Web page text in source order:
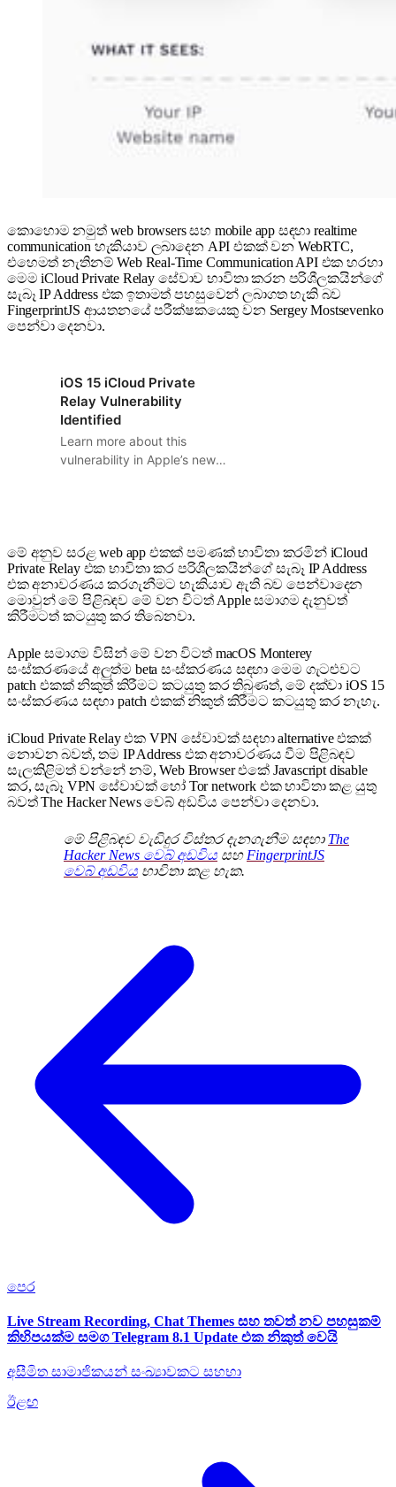
කොහොම නමුත් web browsers සහ mobile app සඳහා realtime
communication හැකියාව ලබාදෙන API එකක් වන WebRTC,
එහෙමත් නැතිනම් Web Real-Time Communication API එක හරහා
මෙම iCloud Private Relay සේවාව භාවිතා කරන පරිශීලකයින්ගේ
සැබෑ IP Address එක ඉතාමත් පහසුවෙන් ලබාගත හැකි බව
FingerprintJS ආයතනයේ පරීක්ෂකයෙකු වන Sergey Mostsevenko
පෙන්වා දෙනවා.
iOS 15 iCloud Private
Relay Vulnerability
Identified
Learn more about this
vulnerability in Apple’s new
මේ අනුව සරළ web app එකක් පමණක් භාවිතා කරමින් iCloud
Private Relay එක භාවිතා කර පරිශීලකයින්ගේ සැබෑ IP Address
එක අනාවරණය කරගැනීමට හැකියාව ඇති බව පෙන්වාදෙන
මොවුන් මේ පිළිබඳව මේ වන විටත් Apple සමාගම දැනුවත්
කිරීමටත් කටයුතු කර තිබෙනවා.
Apple සමාගම විසින් මේ වන විටත් macOS Monterey
සංස්කරණයේ අලුත්ම beta සංස්කරණය සඳහා මෙම ගැටළුවට
patch එකක් නිකුත් කිරීමට කටයුතු කර ති‍බුණත්, මේ දක්වා iOS 15
සංස්කරණය සඳහා patch එකක් නිකුත් කිරීමට කටයුතු කර නැහැ.
iCloud Private Relay එක VPN සේවාවක් සඳහා alternative එකක්
නොවන බවත්, තම IP Address එක අනාවරණය වීම පිළිබඳව
සැලකිළිමත් වන්නේ නම්, Web Browser එකේ Javascript disable
කර, සැබෑ VPN සේවාවක් හෝ Tor network එක භාවිතා කළ යුතු
බවත් The Hacker News වෙබ් අඩවිය පෙන්වා දෙනවා.
මේ පිළිබඳව වැඩිදුර විස්තර දැනගැනීම සඳහා The
Hacker News වෙබ් අඩවිය සහ FingerprintJS
වෙබ් අඩවිය භාවිතා කළ හැක.
පෙර
Live Stream Recording, Chat Themes සහ තවත් නව පහසුකම්
කිහිපයක්ම සමග Telegram 8.1 Update එක නිකුත් වෙයි
අසීමිත සාමාජිකයන් සංඛ්‍යාවකට සහභා
ඊළඟ